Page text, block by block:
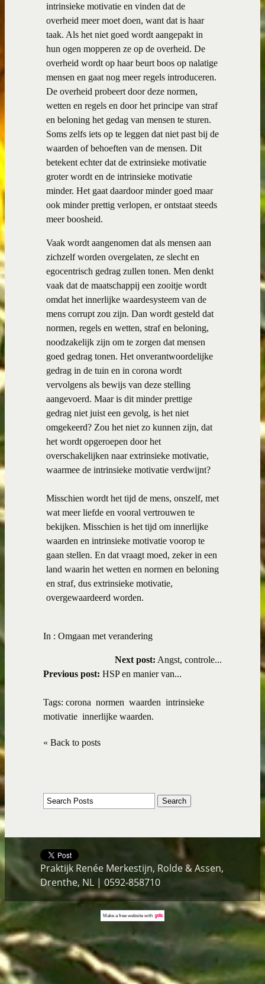
intrinsieke motivatie en vinden dat de
overheid meer moet doen, want dat is haar
taak. Als het niet goed wordt aangepakt in
hun ogen mopperen ze op de overheid. De
overheid wordt op haar beurt boos op nalatige
mensen en gaat nog meer regels introduceren.
De overheid probeert door deze normen,
wetten en regels en door het principe van straf
en beloning het gedag van mensen te sturen.
Soms zelfs iets op te leggen dat niet past bij de
waarden of behoeften van de mensen. Dit
betekent echter dat de extrinsieke motivatie
groter wordt en de intrinsieke motivatie
minder. Het gaat daardoor minder goed maar
ook minder prettig verlopen, er ontstaat steeds
meer boosheid.
Vaak wordt aangenomen dat als mensen aan
zichzelf worden overgelaten, ze slecht en
egocentrisch gedrag zullen tonen. Men denkt
vaak dat de maatschappij een zooitje wordt
omdat het innerlijke waardesysteem van de
mens corrupt zou zijn. Dan wordt gesteld dat
normen, regels en wetten, straf en beloning,
noodzakelijk zijn om te zorgen dat mensen
goed gedrag tonen. Het onverantwoordelijke
gedrag in de tuin en in corona wordt
vervolgens als bewijs van deze stelling
aangevoerd. Maar is dit minder prettige
gedrag niet juist een gevolg, is het niet
omgekeerd? Zou het niet zo kunnen zijn, dat
het wordt opgeroepen door het
overschakelijken naar extrinsieke motivatie,
waarmee de intrinsieke motivatie verdwijnt?
Misschien wordt het tijd de mens, onszelf, met
wat meer liefde en vooral vertrouwen te
bekijken. Misschien is het tijd om innerlijke
waarden en intrinsieke motivatie voorop te
gaan stellen. En dat vraagt moed, zeker in een
land waarin het wetten en normen en beloning
en straf, dus extrinsieke motivatie,
overgewaardeerd worden.
In : Omgaan met verandering
Next post: Angst, controle...
Previous post: HSP en manier van...
Tags: corona normen waarden intrinsieke
motivatie innerlijke waarden.
« Back to posts
Praktijk Renée Merkestijn, Rolde & Assen,
Drenthe, NL | 0592-858710
Make a free websitewith